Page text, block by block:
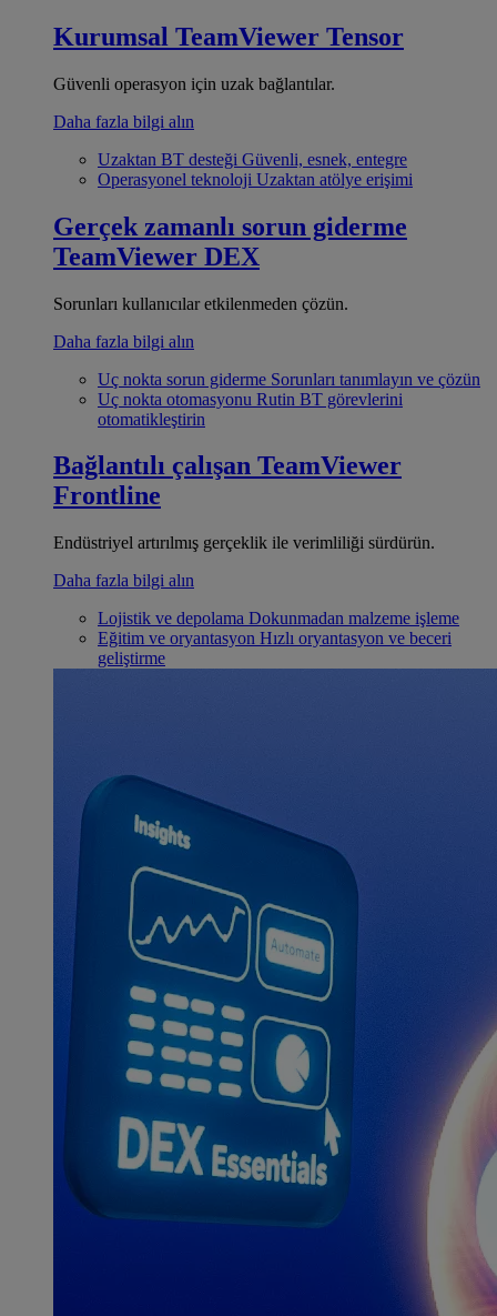
Kurumsal TeamViewer Tensor
Güvenli operasyon için uzak bağlantılar.
Daha fazla bilgi alın
Uzaktan BT desteği Güvenli, esnek, entegre
Operasyonel teknoloji Uzaktan atölye erişimi
Gerçek zamanlı sorun giderme
TeamViewer DEX
Sorunları kullanıcılar etkilenmeden çözün.
Daha fazla bilgi alın
Uç nokta sorun giderme Sorunları tanımlayın ve çözün
Uç nokta otomasyonu Rutin BT görevlerini
otomatikleştirin
Bağlantılı çalışan TeamViewer
Frontline
Endüstriyel artırılmış gerçeklik ile verimliliği sürdürün.
Daha fazla bilgi alın
Lojistik ve depolama Dokunmadan malzeme işleme
Eğitim ve oryantasyon Hızlı oryantasyon ve beceri
geliştirme